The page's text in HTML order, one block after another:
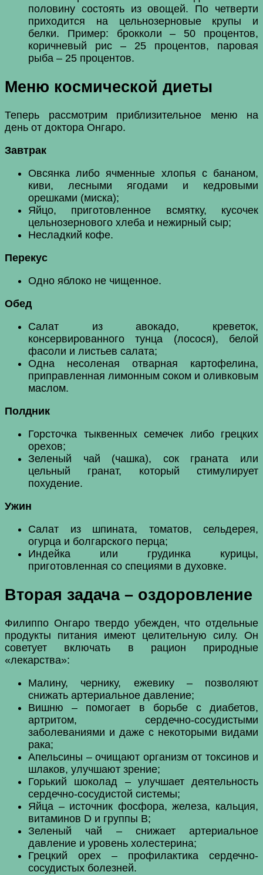
половину состоять из овощей. По четверти
приходится на цельнозерновые крупы и
белки. Пример: брокколи – 50 процентов,
коричневый рис – 25 процентов, паровая
рыба – 25 процентов.
Меню космической диеты
Теперь рассмотрим приблизительное меню на
день от доктора Онгаро.
Завтрак
Овсянка либо ячменные хлопья с бананом,
киви, лесными ягодами и кедровыми
орешками (миска);
Яйцо, приготовленное всмятку, кусочек
цельнозернового хлеба и нежирный сыр;
Несладкий кофе.
Перекус
Одно яблоко не чищенное.
Обед
Салат из авокадо, креветок,
консервированного тунца (лосося), белой
фасоли и листьев салата;
Одна несоленая отварная картофелина,
приправленная лимонным соком и оливковым
маслом.
Полдник
Горсточка тыквенных семечек либо грецких
орехов;
Зеленый чай (чашка), сок граната или
цельный гранат, который стимулирует
похудение.
Ужин
Салат из шпината, томатов, сельдерея,
огурца и болгарского перца;
Индейка или грудинка курицы,
приготовленная со специями в духовке.
Вторая задача – оздоровление
Филиппо Онгаро твердо убежден, что отдельные
продукты питания имеют целительную силу. Он
советует включать в рацион природные
«лекарства»:
Малину, чернику, ежевику – позволяют
снижать артериальное давление;
Вишню – помогает в борьбе с диабетов,
артритом, сердечно-сосудистыми
заболеваниями и даже с некоторыми видами
рака;
Апельсины – очищают организм от токсинов и
шлаков, улучшают зрение;
Горький шоколад – улучшает деятельность
сердечно-сосудистой системы;
Яйца – источник фосфора, железа, кальция,
витаминов D и группы В;
Зеленый чай – снижает артериальное
давление и уровень холестерина;
Грецкий орех – профилактика сердечно-
сосудистых болезней.